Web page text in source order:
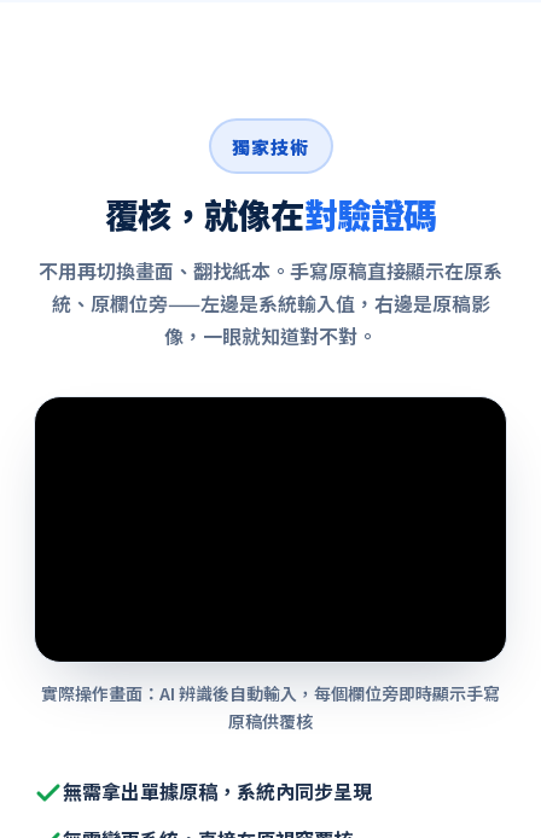
獨家技術
覆核，就像在對驗證碼
不用再切換畫面、翻找紙本。手寫原稿直接顯示在原系
統、原欄位旁——左邊是系統輸入值，右邊是原稿影
像，一眼就知道對不對。
實際操作畫面：AI 辨識後自動輸入，每個欄位旁即時顯示手寫
原稿供覆核
無需拿出單據原稿，系統內同步呈現